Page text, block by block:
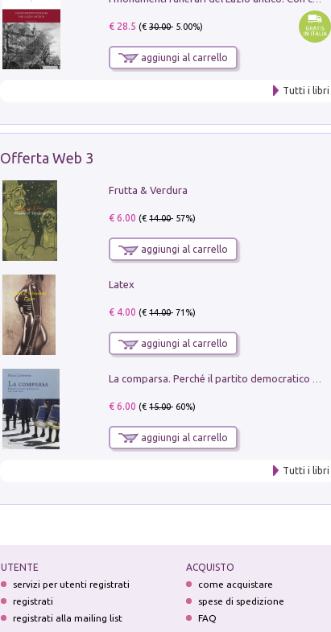
€ 28.5 (€30.00- 5.00%)
aggiungi al carrello
Tutti i libri
Offerta Web 3
Frutta & Verdura
€ 6.00 (€14.00- 57%)
aggiungi al carrello
Latex
€ 4.00 (€14.00- 71%)
aggiungi al carrello
€ 6.00 (€15.00- 60%)
aggiungi al carrello
Tutti i libri
UTENTE
servizi per utenti registrati
registrati
registrati alla mailing list
ACQUISTO
come acquistare
spese di spedizione
FAQ